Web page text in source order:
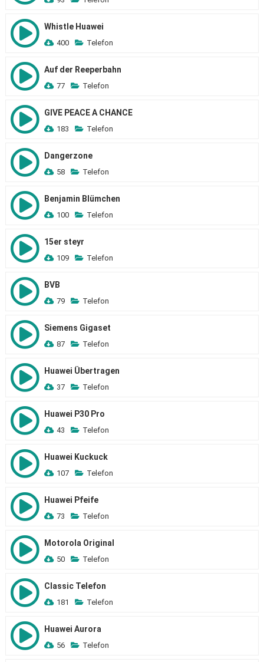
Whistle Huawei
400 Telefon
Auf der Reeperbahn
77 Telefon
GIVE PEACE A CHANCE
183 Telefon
Dangerzone
58 Telefon
Benjamin Blümchen
100 Telefon
15er steyr
109 Telefon
BVB
79 Telefon
Siemens Gigaset
87 Telefon
Huawei Übertragen
37 Telefon
Huawei P30 Pro
43 Telefon
Huawei Kuckuck
107 Telefon
Huawei Pfeife
73 Telefon
Motorola Original
50 Telefon
Classic Telefon
181 Telefon
Huawei Aurora
56 Telefon